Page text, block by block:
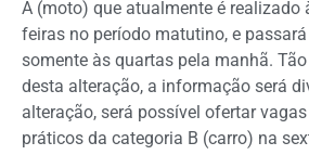
A (moto) que atualmente é realizado
feiras no período matutino, e
somente às quartas pela manhã.
desta alteração, a informação será
alteração, será possível ofertar
práticos da categoria B (carro) na